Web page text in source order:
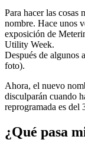
Para hacer las cosas
nombre. Hace unos
exposición de
Utility Week.
Después de
foto).
Ahora, el nuevo
disculparán cuando
reprogramada es del
¿Qué pasa